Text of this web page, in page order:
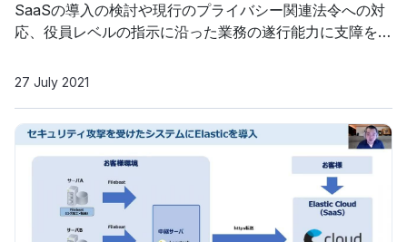
SaaSの導入の検討や現行のプライバシー関連法令への対
応、役員レベルの指示に沿った業務の遂行能力に支障をき
最初のカギとなるのが、組織のSIEMで迅速に利用できる
放ち、未来のセキュリティ課題に確実に応えるための手法
を解説します。
27 July 2021